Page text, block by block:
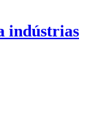
indústrias